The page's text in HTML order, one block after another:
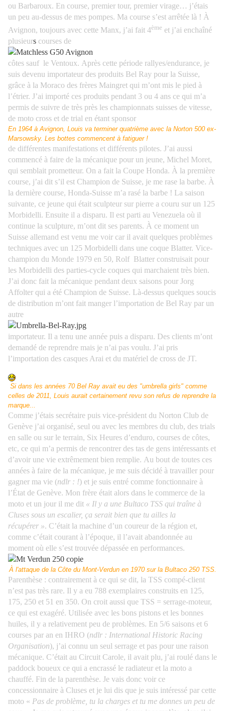
ou Barbaroux. En course, premier tour, premier virage… j’étais
un peu au-dessus de mes pompes. Ma course s’est arrêtée là ! À
Avignon, toujours avec cette Manx, j’ai fait 4ème et j’ai enchaîné
plusieurs courses de
côtes sauf le Ventoux. Après cette période rallyes/endurance, je
suis devenu importateur des produits Bel Ray pour la Suisse,
grâce à la Moraco des frères Maingret qui m’ont mis le pied à
l’étrier. J’ai importé ces produits pendant 3 ou 4 ans ce qui m’a
permis de suivre de très près les championnats suisses de vitesse,
de moto cross et de trial en étant sponsor
En 1964 à Avignon, Louis va terminer quatrième avec la Norton 500 ex-
Marsowsky. Les bottes commencent à fatiguer !
de différentes manifestations et différents pilotes. J’ai aussi
commencé à faire de la mécanique pour un jeune, Michel Moret,
qui semblait prometteur. On a fait la Coupe Honda. À la première
course, j’ai dit s’il est Champion de Suisse, je me rase la barbe. À
la dernière course, Honda-Suisse m’a rasé la barbe ! La saison
suivante, ce jeune qui était sculpteur sur pierre a couru sur un 125
Morbidelli. Ensuite il a disparu. Il est parti au Venezuela où il
continue la sculpture, m’ont dit ses parents. À ce moment un
Suisse allemand est venu me voir car il avait quelques problèmes
techniques avec un 125 Morbidelli dans une coque Blatter. Vice-
champion du Monde 1979 en 50, Rolf Blatter construisait pour
les Morbidelli des parties-cycle coques qui marchaient très bien.
J’ai donc fait la mécanique pendant deux saisons pour Jorg
Affolter qui a été Champion de Suisse. Là-dessus quelques soucis
de distribution m’ont fait manger l’importation de Bel Ray par un
autre
importateur. Il a tenu une année puis a disparu. Des clients m’ont
demandé de reprendre mais je n’ai pas voulu. J’ai pris
l’importation des casques Arai et du matériel de cross de JT.
Si dans les années 70 Bel Ray avait eu des "umbrella girls" comme
celles de 2011, Louis aurait certainement revu son refus de reprendre la
marque...
Comme j’étais secrétaire puis vice-président du Norton Club de
Genève j’ai organisé, seul ou avec les membres du club, des trials
en salle ou sur le terrain, Six Heures d’enduro, courses de côtes,
etc, ce qui m’a permis de rencontrer des tas de gens intéressants et
d’avoir une vie extrêmement bien remplie. Au bout de toutes ces
années à faire de la mécanique, je me suis décidé à travailler pour
gagner ma vie (ndlr : !) et je suis entré comme fonctionnaire à
l’État de Genève. Mon frère était alors dans le commerce de la
moto et un jour il me dit « Il y a une Bultaco TSS qui traîne à
Cluses sous un escalier, ça serait bien que tu ailles la
récupérer ». C’était la machine d’un coureur de la région et,
comme c’était courant à l’époque, il l’avait abandonnée au
moment où elle s’est trouvée dépassée en performances.
À l'attaque de la Côte du Mont-Verdun en 1970 sur la Bultaco 250 TSS.
Parenthèse : contrairement à ce qui se dit, la TSS compé-client
n’est pas très rare. Il y a eu 788 exemplaires construits en 125,
175, 250 et 51 en 350. On croit aussi que TSS = serrage-moteur,
ce qui est exagéré. Utilisée avec les bons pistons et les bonnes
huiles, il y a relativement peu de problèmes. En 5/6 saisons et 6
courses par an en IHRO (ndlr : International Historic Racing
Organisation), j’ai connu un seul serrage et pas pour une raison
mécanique. C’était au Circuit Carole, il avait plu, j’ai roulé dans le
paddock boueux ce qui a encrassé le radiateur et la moto a
chauffé. Fin de la parenthèse. Je vais donc voir ce
concessionnaire à Cluses et je lui dis que je suis intéressé par cette
moto « Pas de problème, tu la charges et tu me donnes un peu de